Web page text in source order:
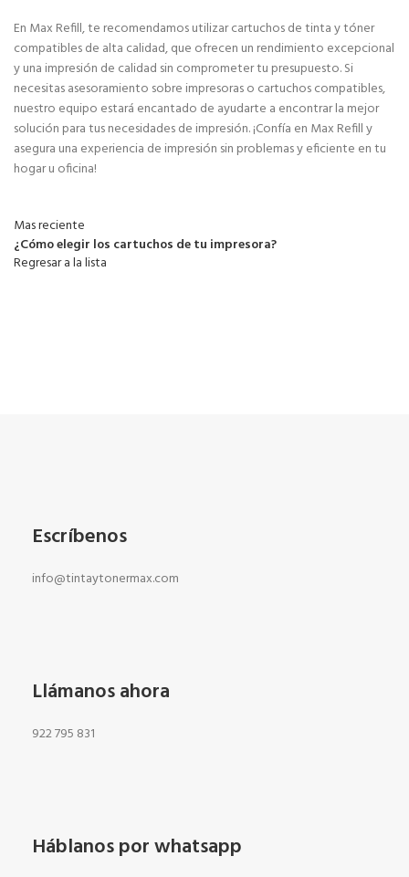
En Max Refill, te recomendamos utilizar cartuchos de tinta y tóner
compatibles de alta calidad, que ofrecen un rendimiento excepcional
y una impresión de calidad sin comprometer tu presupuesto. Si
necesitas asesoramiento sobre impresoras o cartuchos compatibles,
nuestro equipo estará encantado de ayudarte a encontrar la mejor
solución para tus necesidades de impresión. ¡Confía en Max Refill y
asegura una experiencia de impresión sin problemas y eficiente en tu
hogar u oficina!
Mas reciente
¿Cómo elegir los cartuchos de tu impresora?
Regresar a la lista
Escríbenos
info@tintaytonermax.com
Llámanos ahora
922 795 831
Háblanos por whatsapp